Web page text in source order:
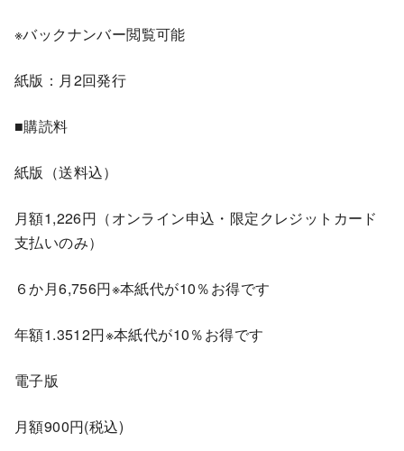
※バックナンバー閲覧可能
紙版：月2回発行
■購読料
紙版（送料込）
月額1,226円（オンライン申込・限定クレジットカード
支払いのみ）
６か月6,756円※本紙代が10％お得です
年額1.3512円※本紙代が10％お得です
電子版
月額900円(税込)